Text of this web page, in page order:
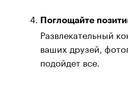
Поглощайте
Развлекательный
ваших друзей,
подойдет все.